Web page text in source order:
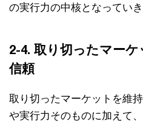
の実行力の中核となっていき
2-4. 取り切ったマー
信頼
取り切ったマーケットを維
や実行力そのものに加えて